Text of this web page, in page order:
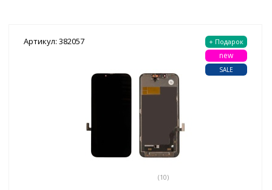
Артикул: 382057
(10)
+ Подарок
new
SALE